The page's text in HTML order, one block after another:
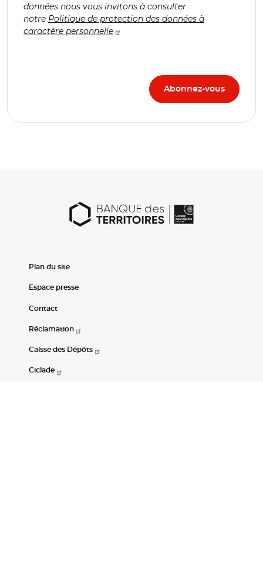
données nous vous invitons à consulter
notre Politique de protection des données à
caractère personnelle
Plan du site
Espace presse
Contact
Réclamation
Caisse des Dépôts
Ciclade